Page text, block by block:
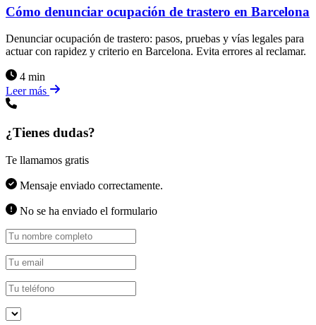
Cómo denunciar ocupación de trastero en Barcelona
Denunciar ocupación de trastero: pasos, pruebas y vías legales para
actuar con rapidez y criterio en Barcelona. Evita errores al reclamar.
4 min
Leer más
¿Tienes dudas?
Te llamamos gratis
Mensaje enviado correctamente.
No se ha enviado el formulario